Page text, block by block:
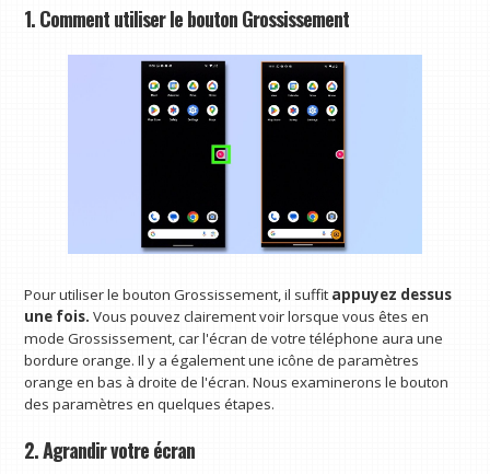
1. Comment utiliser le bouton Grossissement
Pour utiliser le bouton Grossissement, il suffit appuyez dessus
une fois. Vous pouvez clairement voir lorsque vous êtes en
mode Grossissement, car l'écran de votre téléphone aura une
bordure orange. Il y a également une icône de paramètres
orange en bas à droite de l'écran. Nous examinerons le bouton
des paramètres en quelques étapes.
2. Agrandir votre écran